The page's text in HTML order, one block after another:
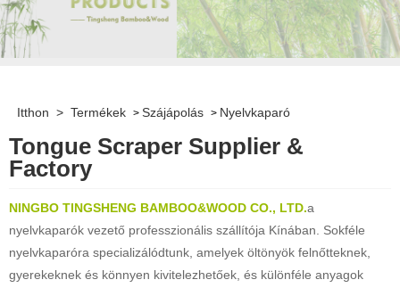
Itthon > Termékek > Szájápolás > Nyelvkaparó
Tongue Scraper Supplier &
Factory
NINGBO TINGSHENG BAMBOO&WOOD CO., LTD.a
nyelvkaparók vezető professzionális szállítója Kínában. Sokféle
nyelvkaparóra specializálódtunk, amelyek öltönyök felnőtteknek,
gyerekeknek és könnyen kivitelezhetőek, és különféle anyagok